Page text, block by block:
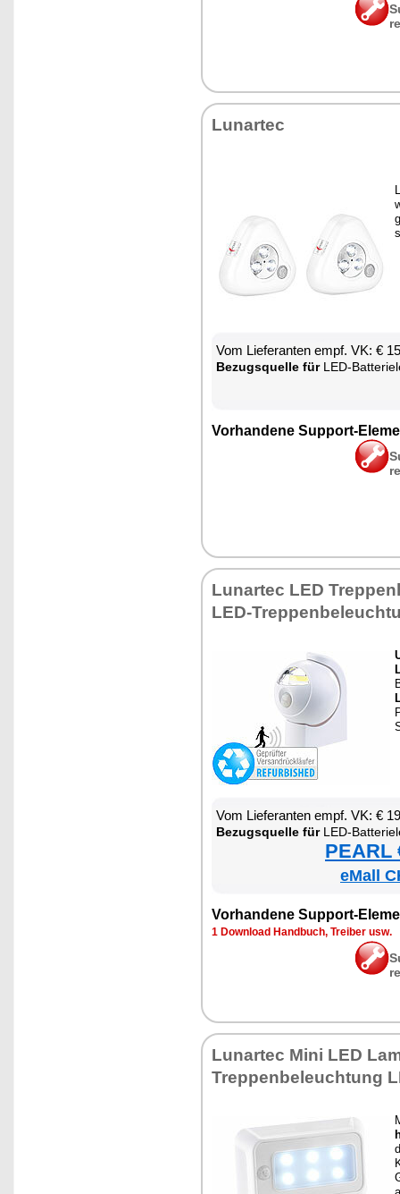
Lun­ar­tec
Vom Lie­fe­ran­ten empf. VK: €
Be­zugs­quel­le fürLED-
Vor­han­de­ne Sup­port-
Lun­ar­tec LED
LED-
Vom Lie­fe­ran­ten empf. VK: €
Be­zugs­quel­le fürLED-
PEARL
eMall
Vor­han­de­ne Sup­port-
1 Down­load Hand­buch, Trei­ber usw.
Lun­ar­tec Mi­ni LED
Trep­pen­be­leuch­tung